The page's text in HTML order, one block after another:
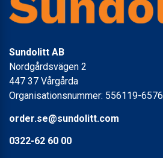
Sundolitt AB
Nordgårdsvägen 2
447 37 Vårgårda
Organisationsnummer: 556119-6576
order.se@sundolitt.com
0322-62 60 00